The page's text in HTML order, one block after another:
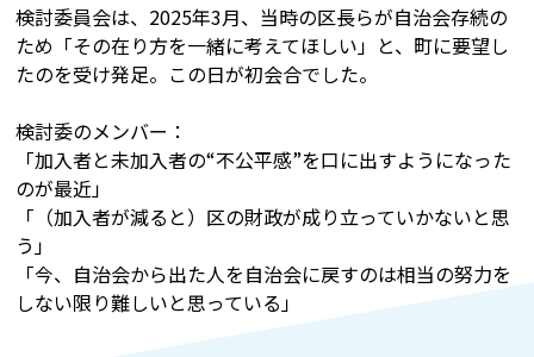
検討委員会は、2025年3月、当時の区長らが自治会存続の
ため「その在り方を一緒に考えてほしい」と、町に要望し
たのを受け発足。この日が初会合でした。
検討委のメンバー：
「加入者と未加入者の“不公平感”を口に出すようになった
のが最近」
「（加入者が減ると）区の財政が成り立っていかないと思
う」
「今、自治会から出た人を自治会に戻すのは相当の努力を
しない限り難しいと思っている」